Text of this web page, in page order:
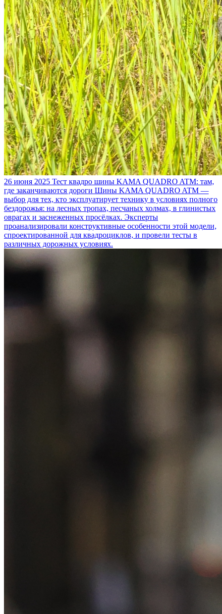
26 июня 2025 Тест квадро шины KAMA QUADRO ATM: там,
где заканчиваются дороги Шины KAMA QUADRO ATM —
выбор для тех, кто эксплуатирует технику в условиях полного
бездорожья: на лесных тропах, песчаных холмах, в глинистых
оврагах и заснеженных просёлках. Эксперты
проанализировали конструктивные особенности этой модели,
спроектированной для квадроциклов, и провели тесты в
различных дорожных условиях.